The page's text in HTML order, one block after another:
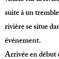
suite à un
rivière se situe
événement.
Arrivée en début